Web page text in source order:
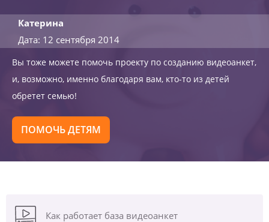
Катерина
Дата: 12 сентября 2014
Вы тоже можете помочь проекту по созданию видеоанкет,
и, возможно, именно благодаря вам, кто-то из детей
обретет семью!
ПОМОЧЬ ДЕТЯМ
Как работает база видеоанкет